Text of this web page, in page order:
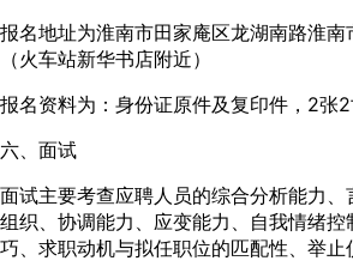
报名地址为淮南市田家庵区龙湖南路淮
（火车站新华书店附近）
报名资料为：身份证原件及复印件，2张2
六、面试
面试主要考查应聘人员的综合分析能力、
组织、协调能力、应变能力、自我情绪
巧、求职动机与拟任职位的匹配性、举止